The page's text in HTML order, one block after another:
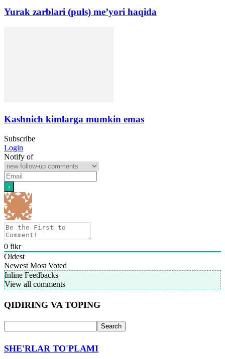
Yurak zarblari (puls) me’yori haqida
Kashnich kimlarga mumkin emas
Subscribe
Login
Notify of
0 fikr
Oldest
Newest Most Voted
Inline Feedbacks
View all comments
QIDIRING VA TOPING
SHE'RLAR TO'PLAMI